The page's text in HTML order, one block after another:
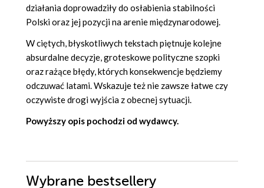
działania doprowadziły do osłabienia stabilności
Polski oraz jej pozycji na arenie międzynarodowej.
W ciętych, błyskotliwych tekstach piętnuje kolejne
absurdalne decyzje, groteskowe polityczne szopki
oraz rażące błędy, których konsekwencje będziemy
odczuwać latami. Wskazuje też nie zawsze łatwe czy
oczywiste drogi wyjścia z obecnej sytuacji.
Powyższy opis pochodzi od wydawcy.
Wybrane bestsellery